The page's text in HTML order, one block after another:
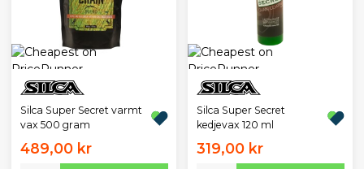
Silca Super Secret varmt
vax 500 gram
489,00 kr
Silca Super Secret
kedjevax 120 ml
319,00 kr